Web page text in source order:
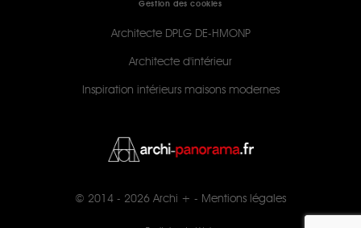
Gestion des cookies
Architecte DPLG DE-HMONP
Architecte d'intérieur
Inspiration intérieurs maisons modernes
© 2014 - 2026 Archi + - Mentions légales